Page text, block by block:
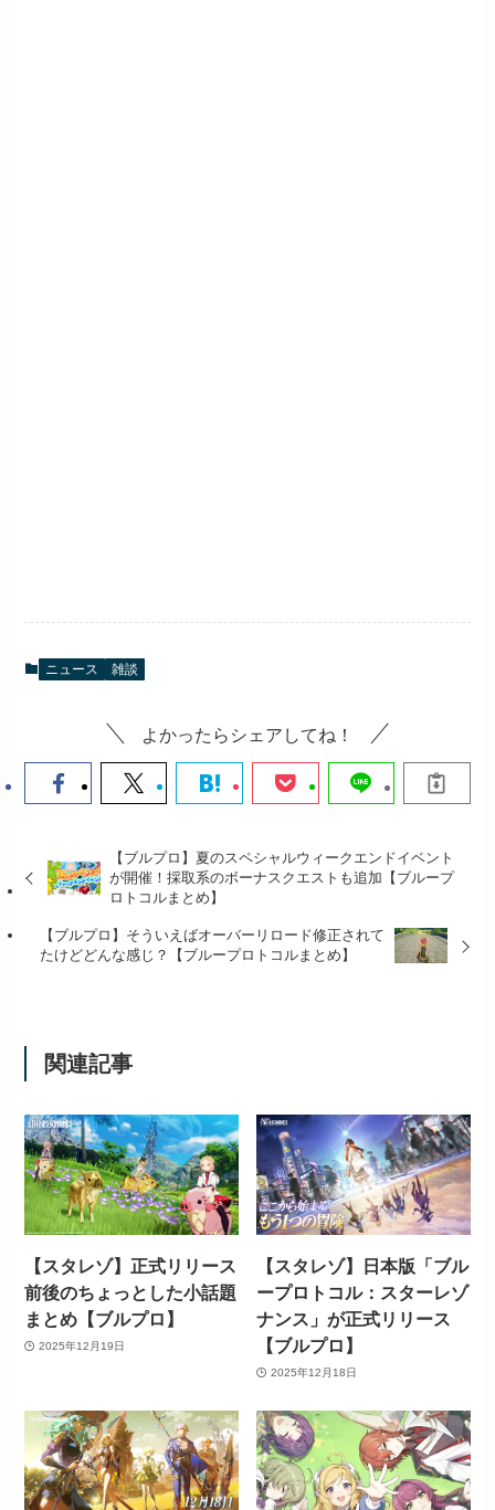
ニュース 雑談
よかったらシェアしてね！
【ブルプロ】夏のスペシャルウィークエンドイベント
が開催！採取系のボーナスクエストも追加【ブループ
ロトコルまとめ】
【ブルプロ】そういえばオーバーリロード修正されて
たけどどんな感じ？【ブループロトコルまとめ】
関連記事
【スタレゾ】正式リリース
前後のちょっとした小話題
まとめ【ブルプロ】
2025年12月19日
【スタレゾ】日本版「ブル
ープロトコル：スターレゾ
ナンス」が正式リリース
【ブルプロ】
2025年12月18日